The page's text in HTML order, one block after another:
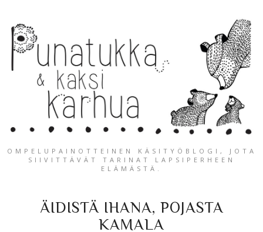
OMPELUPAINOTTEINEN KÄSITYÖBLOGI, JOTA
SIIVITTÄVÄT TARINAT LAPSIPERHEEN
ELÄMÄSTÄ.
ÄIDISTÄ IHANA, POJASTA
KAMALA